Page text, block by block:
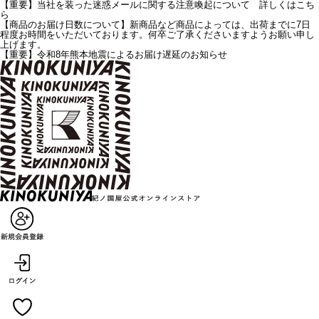
【重要】当社を装った迷惑メールに関する注意喚起について 詳しくはこち
ら
【商品のお届け日数について】新商品など商品によっては、出荷までに7日
程度お時間をいただいております。何卒ご了承くださいますようお願い申し
上げます。
【重要】令和8年熊本地震によるお届け遅延のお知らせ